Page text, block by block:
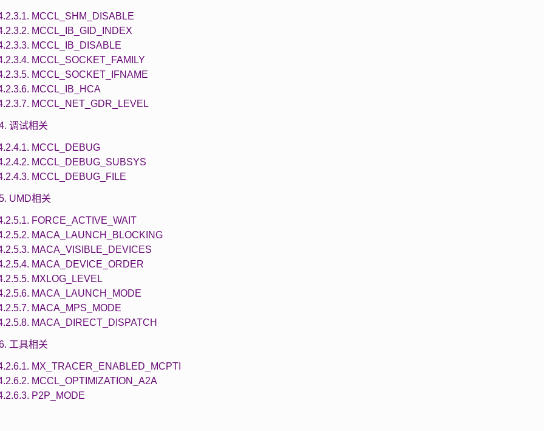
MCCL_SHM_DISABLE
MCCL_IB_GID_INDEX
MCCL_IB_DISABLE
MCCL_SOCKET_FAMILY
MCCL_SOCKET_IFNAME
MCCL_IB_HCA
MCCL_NET_GDR_LEVEL
调试相关
MCCL_DEBUG
MCCL_DEBUG_SUBSYS
MCCL_DEBUG_FILE
UMD相关
FORCE_ACTIVE_WAIT
MACA_LAUNCH_BLOCKING
MACA_VISIBLE_DEVICES
MACA_DEVICE_ORDER
MXLOG_LEVEL
MACA_LAUNCH_MODE
MACA_MPS_MODE
MACA_DIRECT_DISPATCH
工具相关
MX_TRACER_ENABLED_MCPTI
MCCL_OPTIMIZATION_A2A
P2P_MODE